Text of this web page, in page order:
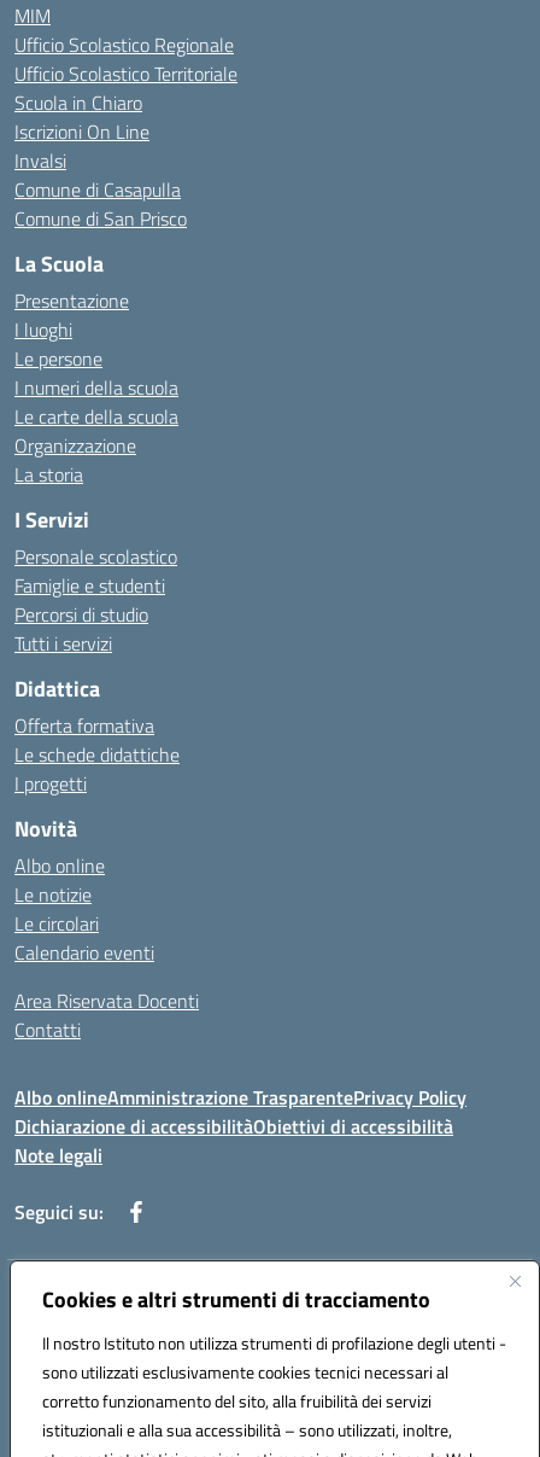
Cookies e altri strumenti di tracciamento
Il nostro Istituto non utilizza strumenti di profilazione degli utenti -
sono utilizzati esclusivamente cookies tecnici necessari al
corretto funzionamento del sito, alla fruibilità dei servizi
istituzionali e alla sua accessibilità – sono utilizzati, inoltre,
MIM
Ufficio Scolastico Regionale
Ufficio Scolastico Territoriale
Scuola in Chiaro
Iscrizioni On Line
Invalsi
Comune di Casapulla
Comune di San Prisco
La Scuola
Presentazione
I luoghi
Le persone
I numeri della scuola
Le carte della scuola
Organizzazione
La storia
I Servizi
Personale scolastico
Famiglie e studenti
Percorsi di studio
Tutti i servizi
Didattica
Offerta formativa
Le schede didattiche
I progetti
Novità
Albo online
Le notizie
Le circolari
Calendario eventi
Area Riservata Docenti
Contatti
Albo onlineAmministrazione TrasparentePrivacy Policy
Dichiarazione di accessibilitàObiettivi di accessibilità
Note legali
Seguici su:
Indirizzo:Via Rimembranza,33 – 81020 Casapulla (CE)
Posta elettronica certificata (PEC):ceic82800v@pec.istruzione.it
Codice fiscale: 94007130613
Codice meccanografico: CEIC82800V